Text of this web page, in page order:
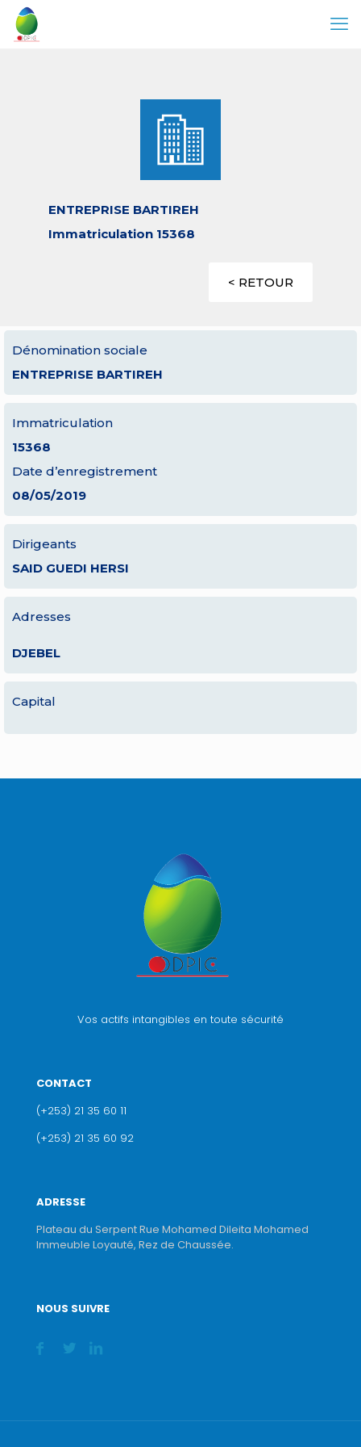
ENTREPRISE BARTIREH
Immatriculation 15368
< RETOUR
Dénomination sociale
ENTREPRISE BARTIREH
Immatriculation
15368
Date d’enregistrement
08/05/2019
Dirigeants
SAID GUEDI HERSI
Adresses
DJEBEL
Capital
Vos actifs intangibles en toute sécurité
CONTACT
(+253) 21 35 60 11
(+253) 21 35 60 92
ADRESSE
Plateau du Serpent Rue Mohamed Dileita Mohamed
Immeuble Loyauté, Rez de Chaussée.
NOUS SUIVRE